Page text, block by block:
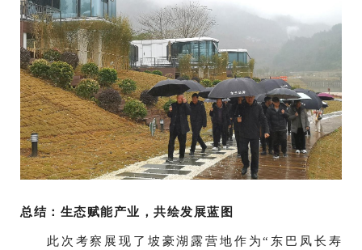
总结：生态赋能产业，共绘发展蓝图
此次考察展现了坡豪湖露营地作为“东巴凤长寿